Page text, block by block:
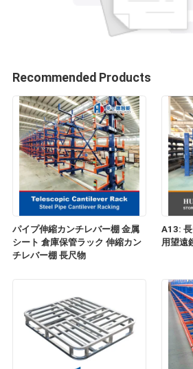
Recommended Products
パイプ伸縮カンチレバー棚 金属
シート 倉庫保管ラック 伸縮カン
チレバー棚 長尺物
A13:
用望遠